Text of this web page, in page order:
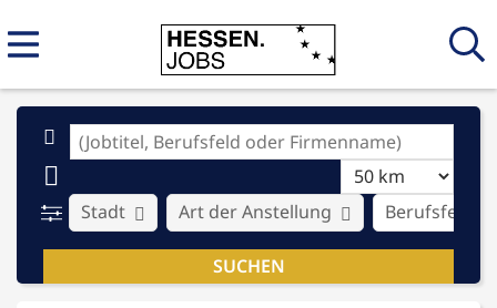
Stadt Art der Anstellung Berufsfeld